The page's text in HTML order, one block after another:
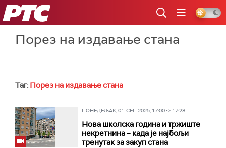
РТС
Порез на издавање стана
Таг: Порез на издавање стана
ПОНЕДЕЉАК, 01. СЕП 2025, 17:00 -> 17:28
Нова школска година и тржиште
некретнина – када је најбољи
тренутак за закуп стана